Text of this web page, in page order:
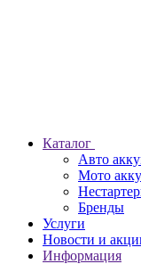
Каталог
Авто
Мото
Бренды
Услуги
Новости и
Информация